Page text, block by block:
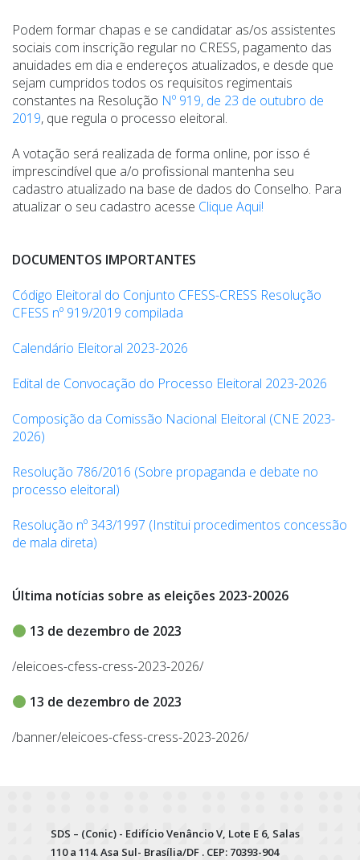
Podem formar chapas e se candidatar as/os assistentes
sociais com inscrição regular no CRESS, pagamento das
anuidades em dia e endereços atualizados, e desde que
sejam cumpridos todos os requisitos regimentais
constantes na Resolução Nº 919, de 23 de outubro de
2019, que regula o processo eleitoral.
A votação será realizada de forma online, por isso é
imprescindível que a/o profissional mantenha seu
cadastro atualizado na base de dados do Conselho. Para
atualizar o seu cadastro acesse Clique Aqui!
DOCUMENTOS IMPORTANTES
Código Eleitoral do Conjunto CFESS-CRESS Resolução
CFESS nº 919/2019 compilada
Calendário Eleitoral 2023-2026
Edital de Convocação do Processo Eleitoral 2023-2026
Composição da Comissão Nacional Eleitoral (CNE 2023-
2026)
Resolução 786/2016 (Sobre propaganda e debate no
processo eleitoral)
Resolução nº 343/1997 (Institui procedimentos concessão
de mala direta)
Última notícias sobre as eleições 2023-20026
13 de dezembro de 2023
/eleicoes-cfess-cress-2023-2026/
13 de dezembro de 2023
/banner/eleicoes-cfess-cress-2023-2026/
SDS – (Conic) - Edifício Venâncio V, Lote E 6, Salas
110 a 114. Asa Sul- Brasília/DF . CEP: 70393-904